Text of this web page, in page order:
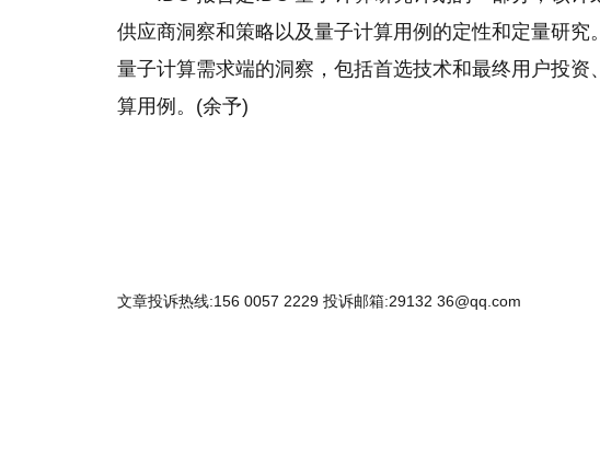
供应商洞察和策略以及量子计算用例的定性和定量研
量子计算需求端的洞察，包括首选技术和最终用户投
算用例。(余予)
文章投诉热线:156 0057 2229 投诉邮箱:29132 36@qq.com